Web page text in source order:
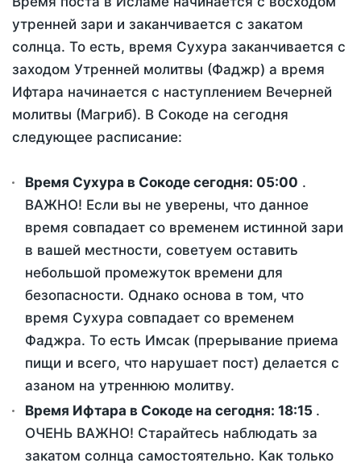
утренней зари и заканчивается с закатом
солнца. То есть, время Сухура заканчивается с
заходом Утренней молитвы (Фаджр) а время
Ифтара начинается с наступлением Вечерней
молитвы (Магриб). В Сокоде на сегодня
следующее расписание:
Время Сухура в Сокоде сегодня: 05:00 .
ВАЖНО! Если вы не уверены, что данное
время совпадает со временем истинной зари
в вашей местности, советуем оставить
небольшой промежуток времени для
безопасности. Однако основа в том, что
время Сухура совпадает со временем
Фаджра. То есть Имсак (прерывание приема
пищи и всего, что нарушает пост) делается с
азаном на утреннюю молитву.
Время Ифтара в Сокоде на сегодня: 18:15 .
ОЧЕНЬ ВАЖНО! Старайтесь наблюдать за
закатом солнца самостоятельно. Как только